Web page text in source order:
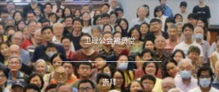
卫理公会福灵堂​
崇拜